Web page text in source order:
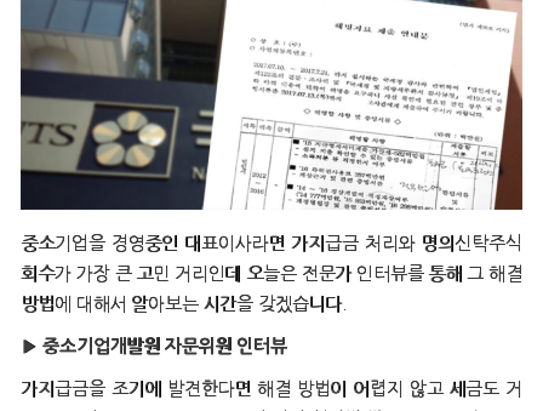
중소기업을 경영중인 대표이사라면 가지급금 처리와 명의신탁주식
회수가 가장 큰 고민 거리인데 오늘은 전문가 인터뷰를 통해 그 해결
방법에 대해서 알아보는 시간을 갖겠습니다.
▶중소기업개발원 자문위원 인터뷰
가지급금을 조기에 발견한다면 해결 방법이 어렵지 않고 세금도 거